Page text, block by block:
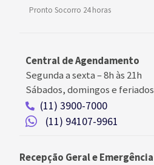
Pronto Socorro 24 horas
Central de Agendamento
Segunda a sexta –8h às 21h
Sábados, domingos e feriados
(11) 3900-7000
(11) 94107-9961
Recepção Geral e Emergência